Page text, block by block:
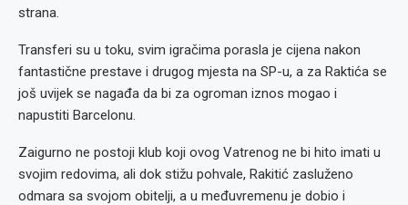
strana.
Transferi su u toku, svim igračima porasla je cijena nakon
fantastične prestave i drugog mjesta na SP-u, a za Raktića se
još uvijek se nagađa da bi za ogroman iznos mogao i
napustiti Barcelonu.
Zaigurno ne postoji klub koji ovog Vatrenog ne bi hito imati u
svojim redovima, ali dok stižu pohvale, Rakitić zasluženo
odmara sa svojom obitelji, a u međuvremenu je dobio i